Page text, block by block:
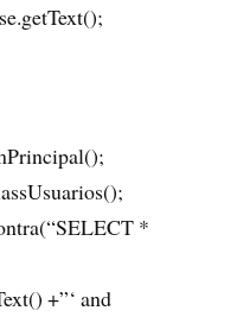
*
+”‘ and